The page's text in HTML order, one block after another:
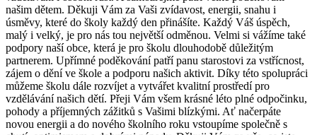
našim dětem. Děkuji Vám za Vaši zvídavost, energii, snahu i
úsměvy, které do školy každý den přinášíte. Každý Váš úspěch,
malý i velký, je pro nás tou největší odměnou. Velmi si vážíme také
podpory naší obce, která je pro školu dlouhodobě důležitým
partnerem. Upřímné poděkování patří panu starostovi za vstřícnost,
zájem o dění ve škole a podporu našich aktivit. Díky této spolupráci
můžeme školu dále rozvíjet a vytvářet kvalitní prostředí pro
vzdělávání našich dětí. Přeji Vám všem krásné léto plné odpočinku,
pohody a příjemných zážitků s Vašimi blízkými. Ať načerpáte
novou energii a do nového školního roku vstoupíme společně s